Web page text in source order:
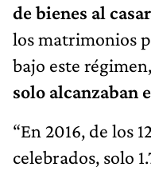
de bienes al
los matrimonios
bajo este
solo alcanzaban
“En 2016, de los
celebrados, solo